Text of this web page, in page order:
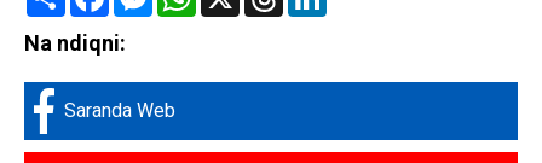
Na ndiqni:
Saranda Web